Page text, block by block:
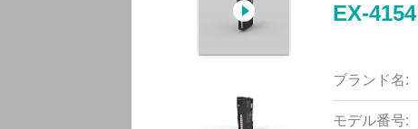
EX-4154
ブランド名:
モデル番号: